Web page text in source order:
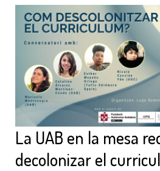
La UAB en la mesa
decolonizar el